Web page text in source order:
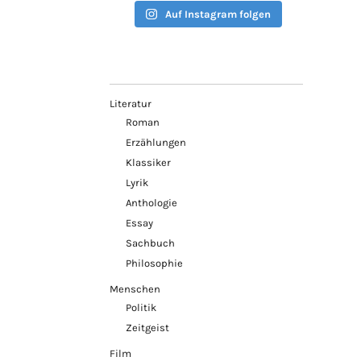
Auf Instagram folgen
Literatur
Roman
Erzählungen
Klassiker
Lyrik
Anthologie
Essay
Sachbuch
Philosophie
Menschen
Politik
Zeitgeist
Film